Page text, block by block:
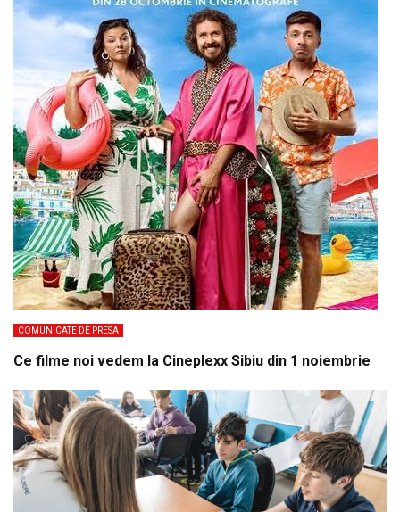
COMUNICATE DE PRESA
Ce filme noi vedem la Cineplexx Sibiu din 1 noiembrie